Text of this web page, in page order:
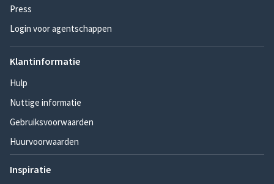
Press
Login voor agentschappen
Klantinformatie
Hulp
Nuttige informatie
Gebruiksvoorwaarden
Huurvoorwaarden
Inspiratie